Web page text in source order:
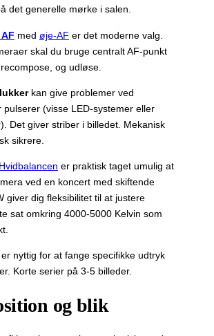
det generelle mørke i salen.
med øje-AF er det moderne valg.
skal du bruge centralt AF-punkt
og udløse.
kan give problemer ved
pulserer (visse LED-systemer eller
Det giver striber i billedet. Mekanisk
sikrere.
Hvidbalancen er praktisk taget umulig at
ved en koncert med skiftende
giver dig fleksibilitet til at justere
sat omkring 4000-5000 Kelvin som
er nyttig for at fange specifikke udtryk
Korte serier på 3-5 billeder.
og blik